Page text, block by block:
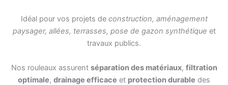
Idéal pour vos projets de construction, aménagement
paysager, allées, terrasses, pose de gazon synthétique et
travaux publics.
Nos rouleaux assurent séparation des matériaux, filtration
optimale, drainage efficace et protection durable des